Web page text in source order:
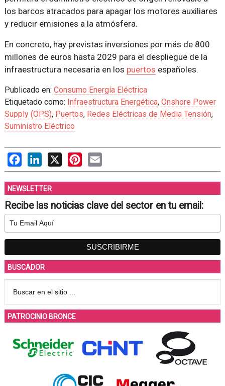
los barcos atracados para apagar los motores auxiliares
y reducir emisiones a la atmósfera.
En concreto, hay previstas inversiones por más de 800
millones de euros hasta 2029 para el despliegue de la
infraestructura necesaria en los puertos españoles.
Publicado en: Consumo Energía Eléctrica
Etiquetado como: Infraestructura Energética, Onshore Power
Supply (OPS), Puertos, Redes Eléctricas de Media Tensión,
Suministro Eléctrico
FacebookLinkedIn
X PinterestEmail
NEWSLETTER
Recibe las noticias clave del sector en tu email:
BUSCADOR
PATROCINIO BRONCE